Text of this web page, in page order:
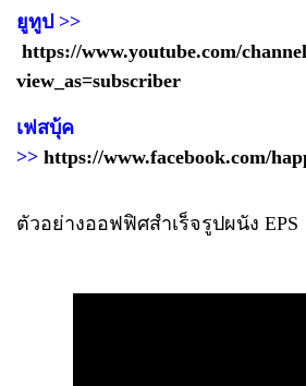
ยูทูป >>
https://www.youtube.com/
view_as=subscriber
เฟสบุ้ค
>> https://www.facebook.com/
ตัวอย่างออฟฟิศสำเร็จรูปผนัง EPS